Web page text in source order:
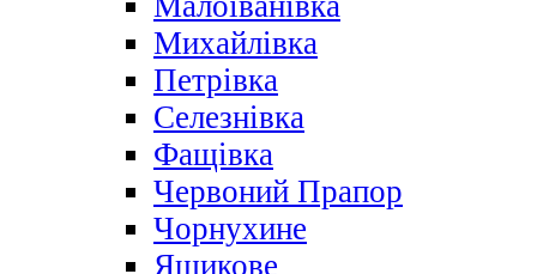
Михайлівка
Петрівка
Селезнівка
Фащівка
Червоний Прапор
Чорнухине
Ящикове